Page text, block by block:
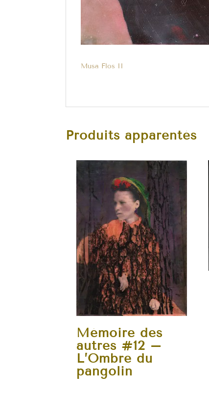
Musa Flos II
Produits apparentés
Mémoire des
autres #12 –
L’Ombre du
pangolin